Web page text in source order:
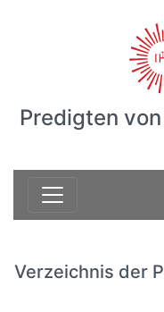
Predigten
Verzeichnis der